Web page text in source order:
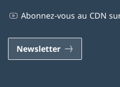
Abonnez-vous au CDN
Newsletter